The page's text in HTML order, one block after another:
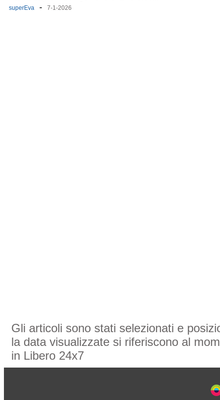
superEva - 7-1-2026
Gli articoli sono stati selezionati e
la data visualizzate si riferiscono al
in Libero 24x7